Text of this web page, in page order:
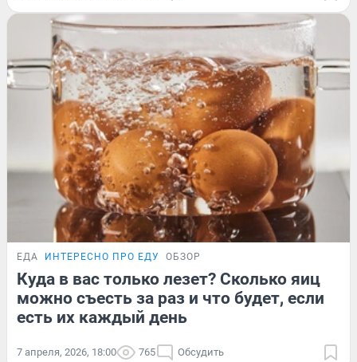
ЕДА ИНТЕРЕСНО ПРО ЕДУ ОБЗОР
Куда в вас только лезет? Сколько яиц
можно съесть за раз и что будет, если
есть их каждый день
7 апреля, 2026, 18:00 765 Обсудить